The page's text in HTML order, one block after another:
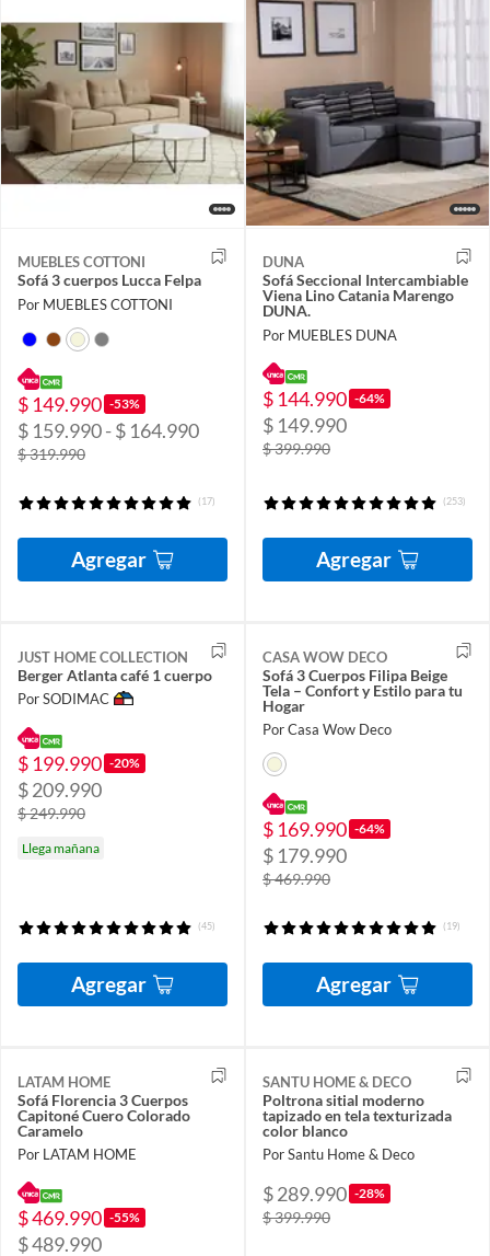
MUEBLES COTTONI
Sofá 3 cuerpos Lucca Felpa
Por MUEBLES COTTONI
$ 149.990 -53%
$ 159.990 - $ 164.990
$ 319.990
(17)
Agregar
DUNA
Sofá Seccional Intercambiable
Viena Lino Catania Marengo
DUNA.
Por MUEBLES DUNA
$ 144.990 -64%
$ 149.990
$ 399.990
(253)
Agregar
JUST HOME COLLECTION
Berger Atlanta café 1 cuerpo
Por SODIMAC
$ 199.990 -20%
$ 209.990
$ 249.990
Llega mañana
(45)
Agregar
CASA WOW DECO
Sofá 3 Cuerpos Filipa Beige
Tela – Confort y Estilo para tu
Hogar
Por Casa Wow Deco
$ 169.990 -64%
$ 179.990
$ 469.990
(19)
Agregar
LATAM HOME
Sofá Florencia 3 Cuerpos
Capitoné Cuero Colorado
Caramelo
Por LATAM HOME
$ 469.990 -55%
$ 489.990
SANTU HOME & DECO
Poltrona sitial moderno
tapizado en tela texturizada
color blanco
Por Santu Home & Deco
$ 289.990 -28%
$ 399.990